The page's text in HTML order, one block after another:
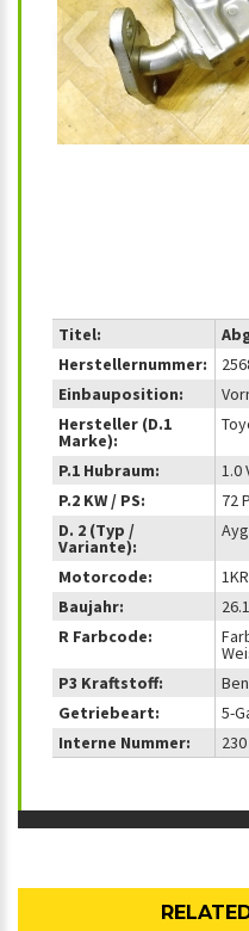
Titel:
Herstellernummer:
Einbauposition:
Hersteller (D.1
Marke):
P.1 Hubraum:
1.0
P.2 KW / PS:
72
D. 2 (Typ /
Variante):
Motorcode:
Baujahr:
R Farbcode:
P3 Kraftstoff:
Getriebeart:
5-
Interne Nummer:
230